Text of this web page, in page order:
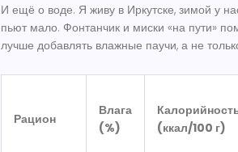
И ещё о воде. Я живу в Иркутске, зимой у
пьют мало. Фонтанчик и миски «на пути»
лучше добавлять влажные паучи, а не
Рацион
Влага
(%)
(ккал/100 г)